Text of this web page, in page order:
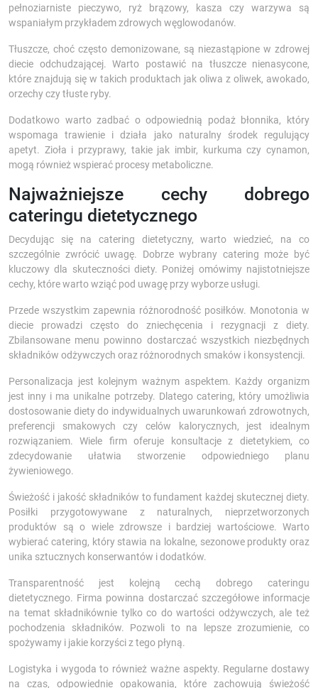
pełnoziarniste pieczywo, ryż brązowy, kasza czy warzywa są
wspaniałym przykładem zdrowych węglowodanów.
Tłuszcze, choć często demonizowane, są niezastąpione w zdrowej
diecie odchudzającej. Warto postawić na tłuszcze nienasycone,
które znajdują się w takich produktach jak oliwa z oliwek, awokado,
orzechy czy tłuste ryby.
Dodatkowo warto zadbać o odpowiednią podaż błonnika, który
wspomaga trawienie i działa jako naturalny środek regulujący
apetyt. Zioła i przyprawy, takie jak imbir, kurkuma czy cynamon,
mogą również wspierać procesy metaboliczne.
Najważniejsze cechy dobrego
cateringu dietetycznego
Decydując się na catering dietetyczny, warto wiedzieć, na co
szczególnie zwrócić uwagę. Dobrze wybrany catering może być
kluczowy dla skuteczności diety. Poniżej omówimy najistotniejsze
cechy, które warto wziąć pod uwagę przy wyborze usługi.
Przede wszystkim zapewnia różnorodność posiłków. Monotonia w
diecie prowadzi często do zniechęcenia i rezygnacji z diety.
Zbilansowane menu powinno dostarczać wszystkich niezbędnych
składników odżywczych oraz różnorodnych smaków i konsystencji.
Personalizacja jest kolejnym ważnym aspektem. Każdy organizm
jest inny i ma unikalne potrzeby. Dlatego catering, który umożliwia
dostosowanie diety do indywidualnych uwarunkowań zdrowotnych,
preferencji smakowych czy celów kalorycznych, jest idealnym
rozwiązaniem. Wiele firm oferuje konsultacje z dietetykiem, co
zdecydowanie ułatwia stworzenie odpowiedniego planu
żywieniowego.
Świeżość i jakość składników to fundament każdej skutecznej diety.
Posiłki przygotowywane z naturalnych, nieprzetworzonych
produktów są o wiele zdrowsze i bardziej wartościowe. Warto
wybierać catering, który stawia na lokalne, sezonowe produkty oraz
unika sztucznych konserwantów i dodatków.
Transparentność jest kolejną cechą dobrego cateringu
dietetycznego. Firma powinna dostarczać szczegółowe informacje
na temat składnikównie tylko co do wartości odżywczych, ale też
pochodzenia składników. Pozwoli to na lepsze zrozumienie, co
spożywamy i jakie korzyści z tego płyną.
Logistyka i wygoda to również ważne aspekty. Regularne dostawy
na czas, odpowiednie opakowania, które zachowują świeżość